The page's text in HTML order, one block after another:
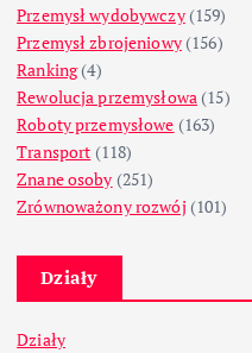
Przemysł wydobywczy(159)
Przemysł zbrojeniowy(156)
Ranking(4)
Rewolucja przemysłowa (15)
Roboty przemysłowe (163)
Transport (118)
Znane osoby (251)
Zrównoważony rozwój (101)
Działy
Działy